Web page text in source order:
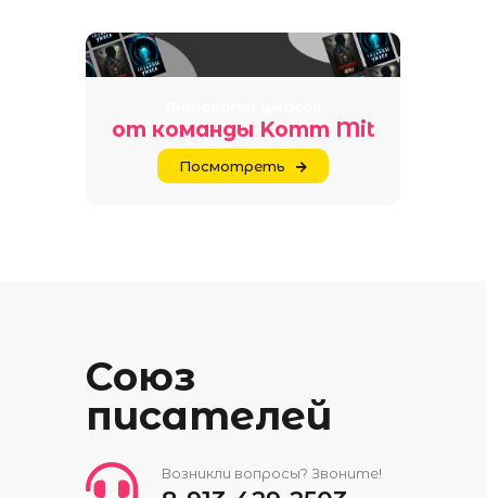
от команды Komm Mit
Посмотреть
Союз
писателей
Возникли вопросы? Звоните!